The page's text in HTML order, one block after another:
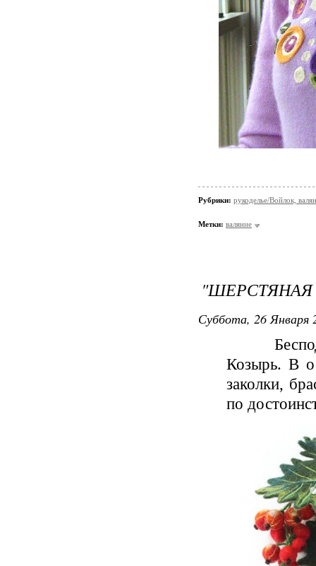
Рубрики: рукоделье/Войлок,
Метки: валяние
Суббота, 26 Января
Козырь. В
заколки,
по